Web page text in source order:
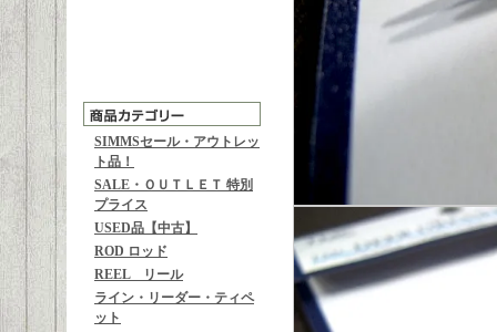
SIMMSセール・アウトレッ
ト品！
SALE・ＯＵＴＬＥＴ 特別
プライス
USED品【中古】
ROD ロッド
REEL リール
ライン・リーダー・ティペ
ット